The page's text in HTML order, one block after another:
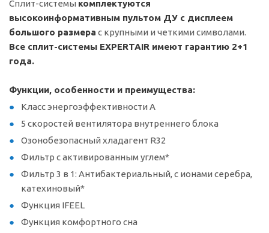
Сплит-системы комплектуются
высокоинформативным пультом ДУ с дисплеем
большого размера с крупными и четкими символами.
Все сплит-системы EXPERTAIR имеют гарантию 2+1
года.
Функции, особенности и преимущества:
Класс энергоэффективности А
5 скоростей вентилятора внутреннего блока
Озонобезопасный хладагент R32
Фильтр с активированным углем*
Фильтр 3 в 1: Антибактериальный, c ионами серебра,
катехиновый*
Функция IFEEL
Функция комфортного сна